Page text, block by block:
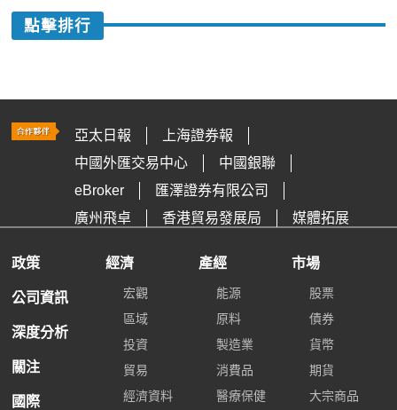
點擊排行
亞太日報
上海證券報
中國外匯交易中心
中國銀聯
eBroker
匯澤證券有限公司
廣州飛卓
香港貿易發展局 媒體拓展
政策
公司資訊
深度分析
關注
國際
經濟
宏觀
區域
投資
貿易
經濟資料
產經
能源
原料
製造業
消費品
醫療保健
市場
股票
債券
貨幣
期貨
大宗商品